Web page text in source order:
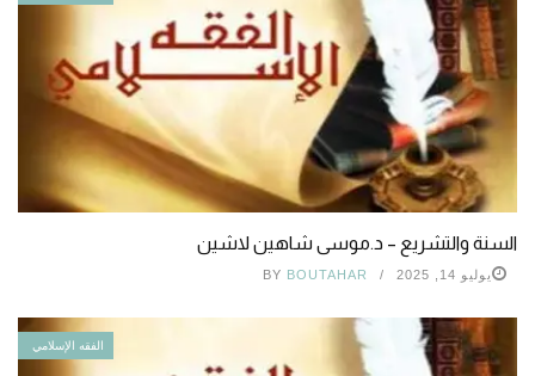
السنة والتشريع – د.موسى شاهين لاشين
يوليو 14, 2025 BY BOUTAHAR
الفقه الإسلامي